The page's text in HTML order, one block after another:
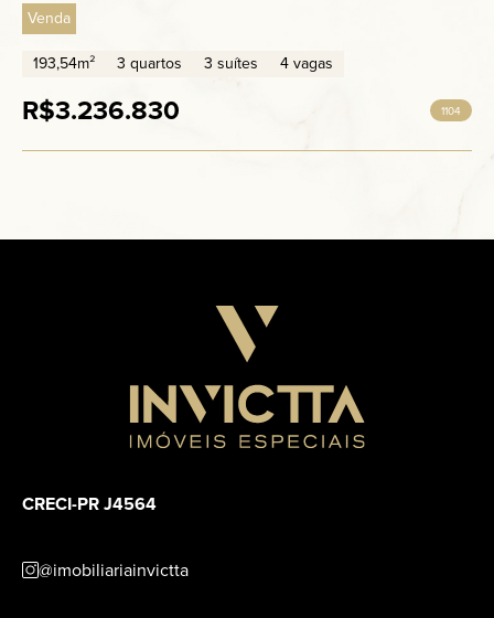
Venda
193,54m²
3 quartos 3 suítes 4 vagas
R$3.236.830 1104
CRECI-PR J4564
@imobiliariainvictta